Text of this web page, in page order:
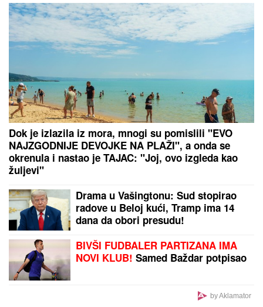
"ZLO ĆE SE PRETVARATI DA JE
DOBRO"Dea Đurđević iznenadila
objavom, voditeljka podelila savet:
"Kad god vidiš zlo, veruj da je zlo"
BORA SANTANA IMA OZBILJAN BIZNIS ZA KOJI SE
MALO ZNAPored rijalitija i voditeljstva novac mu
kaplje i od ovog posla: "Ljudi mi dolaze
svakodnevno"
U SRED OPERACIJE UDARIO
ZEMLjOTRES Neverovatan snimak: